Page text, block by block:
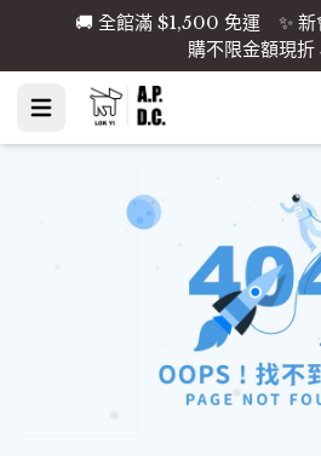
🚚 全館滿 $1,500 免運 ✨ 新
購不限金額現